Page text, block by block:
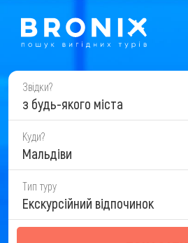
Звідки?
з будь-якого міста
Куди?
Мальдіви
Тип туру
Екскурсійний відпочинок